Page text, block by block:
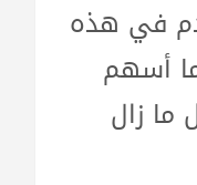
في هذه
أسهم
ما زال